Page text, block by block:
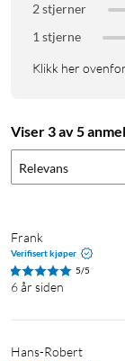
2 stjerner
1 stjerne
Klikk her
Viser 3 av 5
Relevans
Frank
Verifisert kjøper
5/5
6 år siden
Hans-Robert